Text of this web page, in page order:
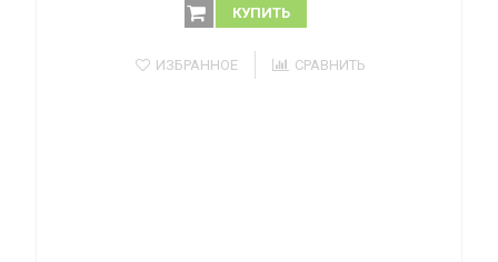
КУПИТЬ
ИЗБРАННОЕ СРАВНИТЬ